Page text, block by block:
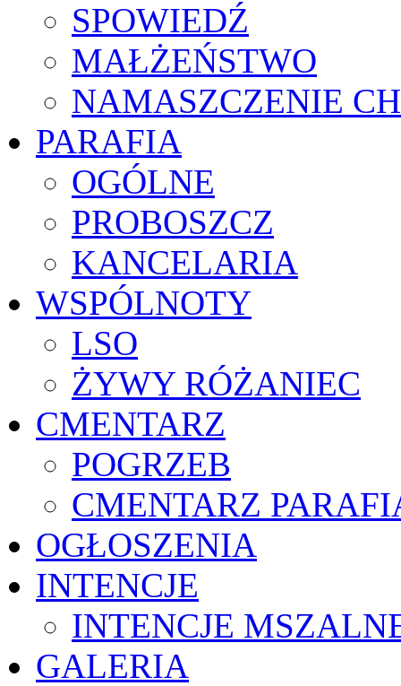
SPOWIEDŹ
MAŁŻEŃSTWO
NAMASZCZENIE
PARAFIA
OGÓLNE
PROBOSZCZ
KANCELARIA
WSPÓLNOTY
LSO
ŻYWY RÓŻANIEC
CMENTARZ
POGRZEB
CMENTARZ
OGŁOSZENIA
INTENCJE
INTENCJE
GALERIA